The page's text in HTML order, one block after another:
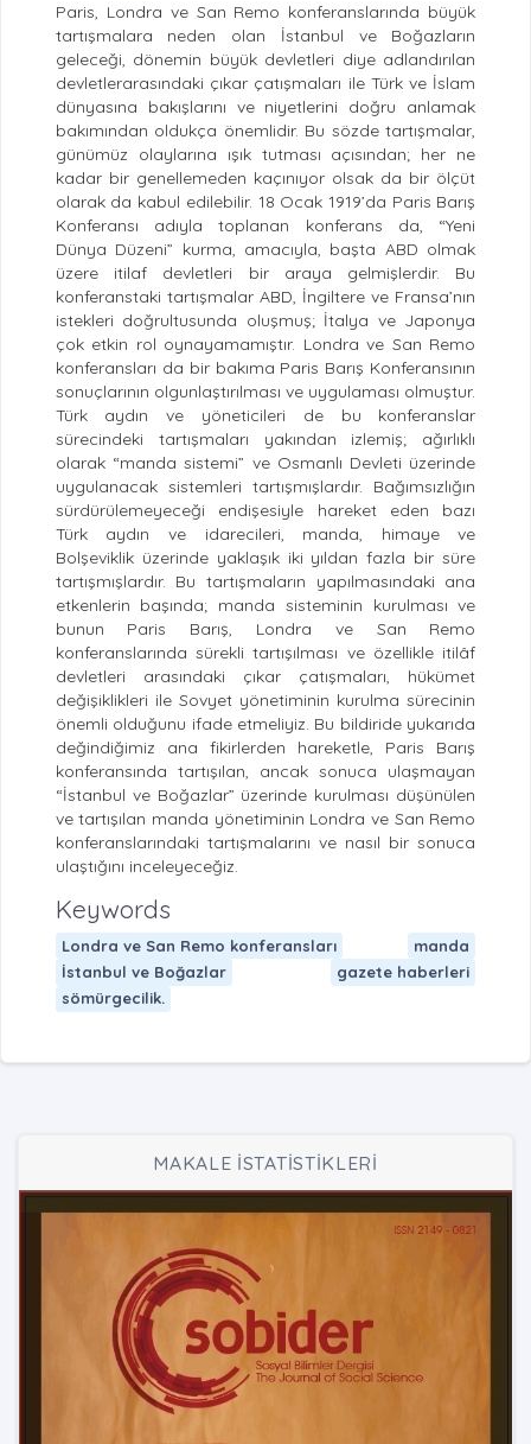
Paris, Londra ve San Remo konferanslarında büyük
tartışmalara neden olan İstanbul ve Boğazların
geleceği, dönemin büyük devletleri diye adlandırılan
devletlerarasındaki çıkar çatışmaları ile Türk ve İslam
dünyasına bakışlarını ve niyetlerini doğru anlamak
bakımından oldukça önemlidir. Bu sözde tartışmalar,
günümüz olaylarına ışık tutması açısından; her ne
kadar bir genellemeden kaçınıyor olsak da bir ölçüt
olarak da kabul edilebilir. 18 Ocak 1919’da Paris Barış
Konferansı adıyla toplanan konferans da, “Yeni
Dünya Düzeni” kurma, amacıyla, başta ABD olmak
üzere itilaf devletleri bir araya gelmişlerdir. Bu
konferanstaki tartışmalar ABD, İngiltere ve Fransa’nın
istekleri doğrultusunda oluşmuş; İtalya ve Japonya
çok etkin rol oynayamamıştır. Londra ve San Remo
konferansları da bir bakıma Paris Barış Konferansının
sonuçlarının olgunlaştırılması ve uygulaması olmuştur.
Türk aydın ve yöneticileri de bu konferanslar
sürecindeki tartışmaları yakından izlemiş; ağırlıklı
olarak “manda sistemi” ve Osmanlı Devleti üzerinde
uygulanacak sistemleri tartışmışlardır. Bağımsızlığın
sürdürülemeyeceği endişesiyle hareket eden bazı
Türk aydın ve idarecileri, manda, himaye ve
Bolşeviklik üzerinde yaklaşık iki yıldan fazla bir süre
tartışmışlardır. Bu tartışmaların yapılmasındaki ana
etkenlerin başında; manda sisteminin kurulması ve
bunun Paris Barış, Londra ve San Remo
konferanslarında sürekli tartışılması ve özellikle itilâf
devletleri arasındaki çıkar çatışmaları, hükümet
değişiklikleri ile Sovyet yönetiminin kurulma sürecinin
önemli olduğunu ifade etmeliyiz. Bu bildiride yukarıda
değindiğimiz ana fikirlerden hareketle, Paris Barış
konferansında tartışılan, ancak sonuca ulaşmayan
“İstanbul ve Boğazlar” üzerinde kurulması düşünülen
ve tartışılan manda yönetiminin Londra ve San Remo
konferanslarındaki tartışmalarını ve nasıl bir sonuca
ulaştığını inceleyeceğiz.
Keywords
Londra ve San Remo konferansları
manda
İstanbul ve Boğazlar
gazete haberleri
sömürgecilik.
MAKALE İSTATİSTİKLERİ